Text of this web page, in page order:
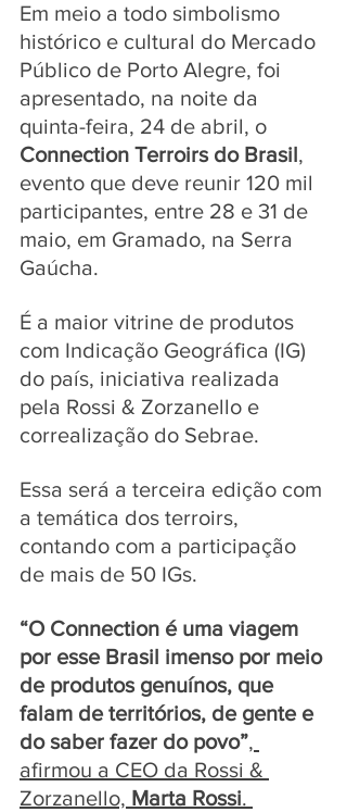
Em meio a todo simbolismo
histórico e cultural do Mercado
Público de Porto Alegre, foi
apresentado, na noite da
quinta-feira, 24 de abril, o
Connection Terroirs do Brasil,
evento que deve reunir 120 mil
participantes, entre 28 e 31 de
maio, em Gramado, na Serra
Gaúcha.
É a maior vitrine de produtos
com Indicação Geográfica (IG)
do país, iniciativa realizada
pela Rossi & Zorzanello e
correalização do Sebrae.
Essa será a terceira edição com
a temática dos terroirs,
contando com a participação
de mais de 50 IGs.
“O Connection é uma viagem
por esse Brasil imenso por meio
de produtos genuínos, que
falam de territórios, de gente e
do saber fazer do povo”,
afirmou a CEO da Rossi &
Zorzanello, Marta Rossi.